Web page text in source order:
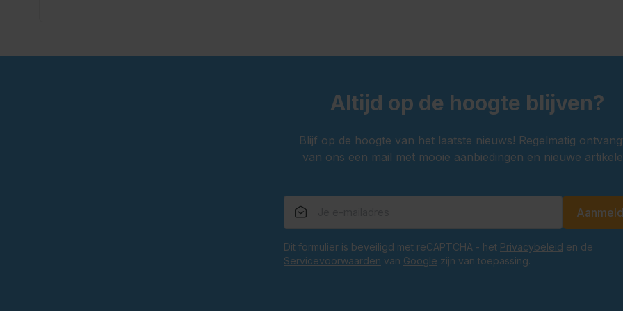
Altijd op de hoogte blijven?
Blijf op de hoogte van het laatste nieuws! Regelmatig
van ons een mail met mooie aanbiedingen en nieuwe
Dit formulier is beveiligd met reCAPTCHA - het Privacybeleid en de
Servicevoorwaarden van Google zijn van toepassing.